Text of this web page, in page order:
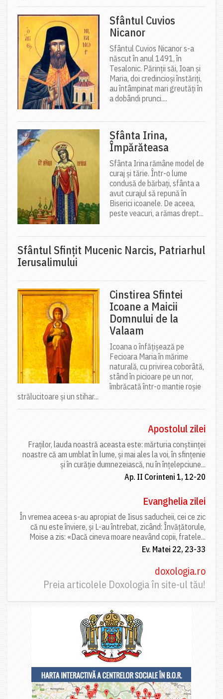
Sfântul Cuvios
Nicanor
Sfântul Cuvios Nicanor s-a
născut în anul 1491, în
Tesalonic. Părinții săi, Ioan și
Maria, doi credincioși înstăriți,
au întâmpinat mari greutăți în
a dobândi prunci....
Sfânta Irina,
Împărăteasa
Sfânta Irina rămâne model de
curaj și tărie. Într-o lume
condusă de bărbați, sfânta a
avut curajul să repună în
Biserici icoanele. De aceea,
peste veacuri, a rămas drept...
Sfântul Sfinţit Mucenic Narcis, Patriarhul
Ierusalimului
Cinstirea Sfintei
Icoane a Maicii
Domnului de la
Valaam
Icoana o înfățișează pe
Fecioara Maria în mărime
naturală, cu privirea coborâtă,
stând în picioare pe un nor,
îmbrăcată într-o mantie roșie
strălucitoare și un stihar...
Apostolul zilei
Fraților, lauda noastră aceasta este: mărturia conștiinței
noastre că am umblat în lume, și mai ales la voi, în sfințenie
și în curăție dumnezeiască, nu în înțelepciune...
Ap. II Corinteni 1, 12-20
Evanghelia zilei
În vremea aceea s-au apropiat de Iisus saducheii, cei ce zic
că nu este înviere, și L-au întrebat, zicând: Învățătorule,
Moise a zis: «Dacă cineva moare neavând copii, fratele...
Ev. Matei 22, 23-33
doxologia.ro
Preia articolele Doxologia în site-ul tău!